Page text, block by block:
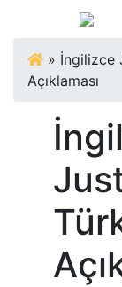
» İngilizce
Açıklaması